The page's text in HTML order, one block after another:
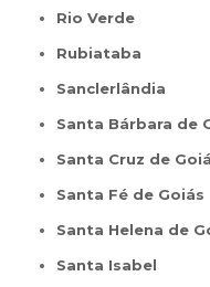
Rio Verde
Rubiataba
Sanclerlândia
Santa Bárbara de
Santa Cruz de
Santa Fé de Goiás
Santa Helena de
Santa Isabel